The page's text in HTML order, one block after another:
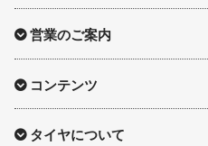
営業のご案内
コンテンツ
タイヤについて